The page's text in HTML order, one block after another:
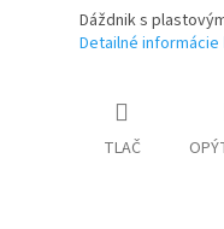
Dáždnik s
Detailné informácie
TLAČ